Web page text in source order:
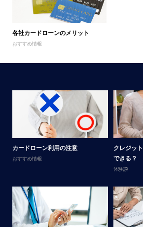
各社カードローンのメリット
おすすめ情報
カードローン利用の注意
おすすめ情報
クレジッ
できる？
体験談